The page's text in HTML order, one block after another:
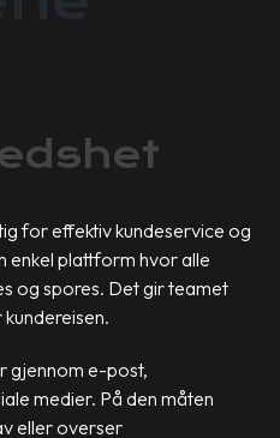
for effektiv kundeservice og
enkel plattform hvor alle
og spores. Det gir teamet
gjennom e-post,
medier. På den måten
eller overser